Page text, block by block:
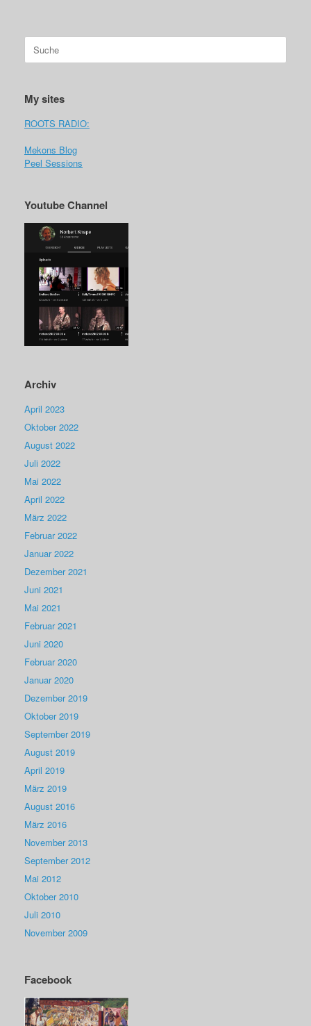
Suche
nach:
My sites
ROOTS RADIO:
Mekons Blog
Peel Sessions
Youtube Channel
Archiv
April 2023
Oktober 2022
August 2022
Juli 2022
Mai 2022
April 2022
März 2022
Februar 2022
Januar 2022
Dezember 2021
Juni 2021
Mai 2021
Februar 2021
Juni 2020
Februar 2020
Januar 2020
Dezember 2019
Oktober 2019
September 2019
August 2019
April 2019
März 2019
August 2016
März 2016
November 2013
September 2012
Mai 2012
Oktober 2010
Juli 2010
November 2009
Facebook